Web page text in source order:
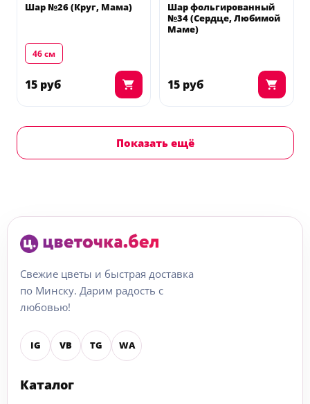
Шар №26 (Круг, Мама)
46 см
15 руб
Шар фольгированный
№34 (Сердце, Любимой
Маме)
15 руб
Показать ещё
Свежие цветы и быстрая доставка
по Минску. Дарим радость с
любовью!
IG VB TG WA
Каталог